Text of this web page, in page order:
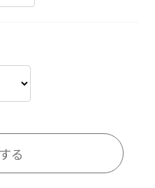
る